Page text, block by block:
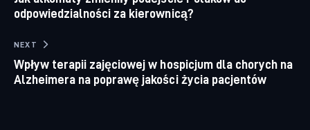
odpowiedzialności za kierownicą?
NEXT
Wpływ terapii zajęciowej w hospicjum dla chorych na
Alzheimera na poprawę jakości życia pacjentów